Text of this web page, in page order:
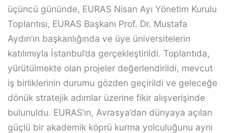
üçüncü gününde, EURAS Nisan Ayı Yönetim Kurulu
Toplantısı, EURAS Başkanı Prof. Dr. Mustafa
Aydın’ın başkanlığında ve üye üniversitelerin
katılımıyla İstanbul’da gerçekleştirildi. Toplantıda,
yürütülmekte olan projeler değerlendirildi, mevcut
iş birliklerinin durumu gözden geçirildi ve geleceğe
dönük stratejik adımlar üzerine fikir alışverişinde
bulunuldu. EURAS’ın, Avrasya’dan dünyaya açılan
güçlü bir akademik köprü kurma yolculuğunu aynı